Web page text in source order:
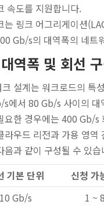
속도를 지원합니다.
는 링크 어그리게이션
Gb/s의 대역폭의 네트
역폭 및 회선
설계는 워크로드의 특
s에서 80 Gb/s 사이의 대
요한 경우에는 400 Gb/s
라우드 리전과 가용 영
음과 같이 구성될 수 있습
기본 단위
신청 가
10 Gb/s
1 ~